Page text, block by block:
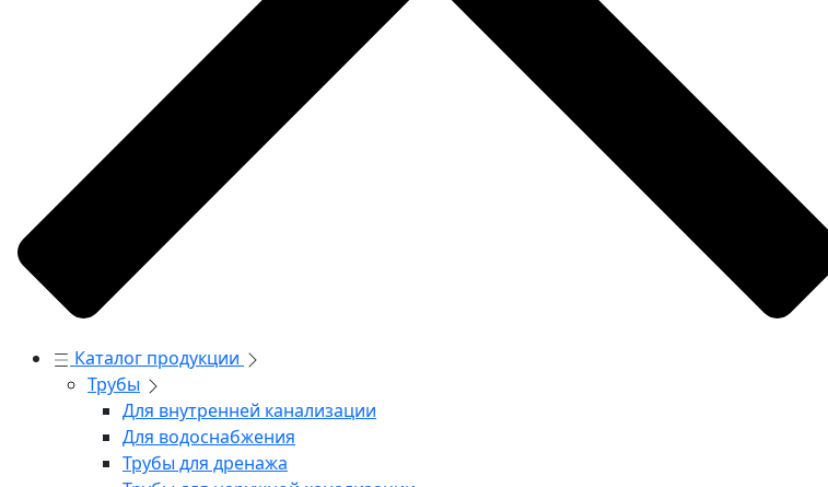
Каталог продукции
Трубы
Для внутренней канализации
Для водоснабжения
Трубы для дренажа